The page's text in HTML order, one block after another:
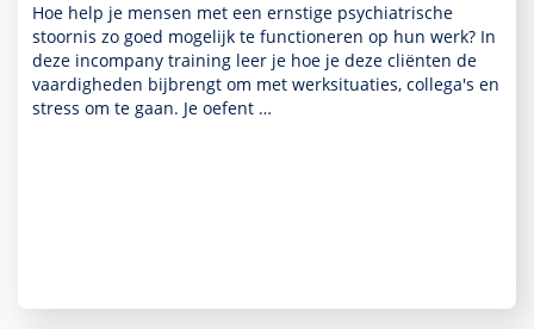
Hoe help je mensen met een ernstige psychia­trische
stoor­nis zo goed moge­lijk te functio­neren op hun werk? In
deze incompany training leer je hoe je deze cliënten de
vaar­dig­heden bijbrengt om met werksituaties, collega's en
stress om te gaan. Je oefent …